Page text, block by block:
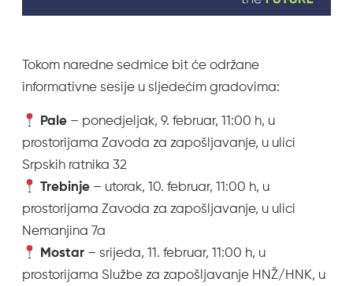
Tokom naredne sedmice bit će održane
informativne sesije u sljedećim gradovima:
Pale – ponedjeljak, 9. februar, 11:00 h, u
prostorijama Zavoda za zapošljavanje, u ulici
Srpskih ratnika 32
Trebinje – utorak, 10. februar, 11:00 h, u
prostorijama Zavoda za zapošljavanje, u ulici
Nemanjina 7a
Mostar – srijeda, 11. februar, 11:00 h, u
prostorijama Službe za zapošljavanje HNŽ/HNK, u